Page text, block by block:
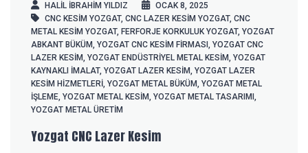
HALIL IBRAHIM YILDIZ
OCAK 8, 2025
CNC KESIM YOZGAT, CNC LAZER KESIM YOZGAT, CNC
METAL KESIM YOZGAT, FERFORJE KORKULUK YOZGAT, YOZGAT
ABKANT BÜKÜM, YOZGAT CNC KESIM FIRMASI , YOZGAT CNC
LAZER KESIM, YOZGAT ENDÜSTRIYEL METAL KESIM, YOZGAT
KAYNAKLI İMALAT, YOZGAT LAZER KESIM, YOZGAT LAZER
KESIM HIZMETLERI, YOZGAT METAL BÜKÜM, YOZGAT METAL
İŞLEME, YOZGAT METAL KESIM, YOZGAT METAL TASARIMI ,
YOZGAT METAL ÜRETIM
Yozgat CNC Lazer Kesim